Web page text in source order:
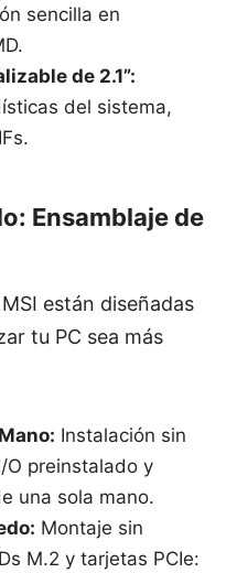
sencilla en
de 2.1”:
del sistema,
Ensamblaje de
están diseñadas
tu PC sea más
Instalación sin
O preinstalado y
una sola mano.
Montaje sin
M.2 y tarjetas PCIe: